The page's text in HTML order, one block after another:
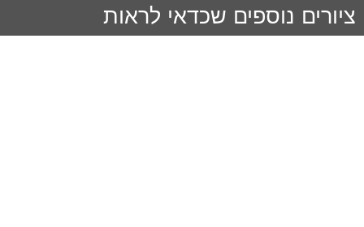
ציורים נוספים שכדאי לראות